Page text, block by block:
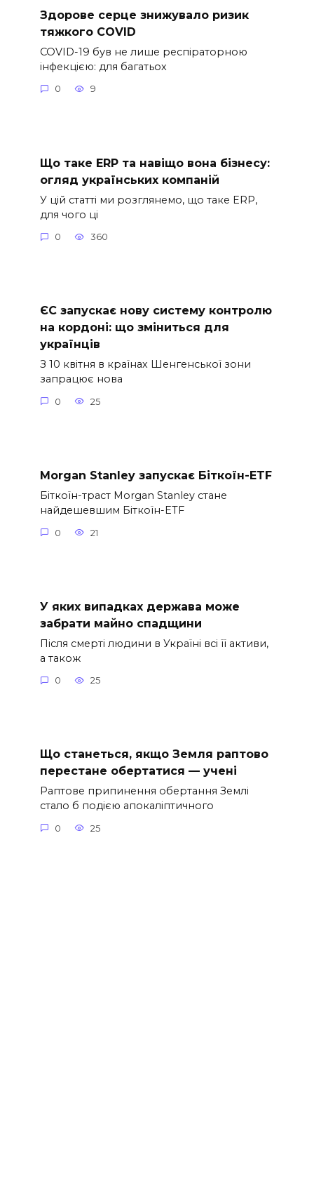
Здорове серце знижувало ризик
тяжкого COVID
COVID-19 був не лише респіраторною
інфекцією: для багатьох
0 9
Що таке ERP та навіщо вона бізнесу:
огляд українських компаній
У цій статті ми розглянемо, що таке ERP,
для чого ці
0 360
ЄС запускає нову систему контролю
на кордоні: що зміниться для
українців
З 10 квітня в країнах Шенгенської зони
запрацює нова
0 25
Morgan Stanley запускає Біткоїн-ETF
Біткоїн-траст Morgan Stanley стане
найдешевшим Біткоїн-ETF
0 21
У яких випадках держава може
забрати майно спадщини
Після смерті людини в Україні всі її активи,
а також
0 25
Що станеться, якщо Земля раптово
перестане обертатися — учені
Раптове припинення обертання Землі
стало б подією апокаліптичного
0 25